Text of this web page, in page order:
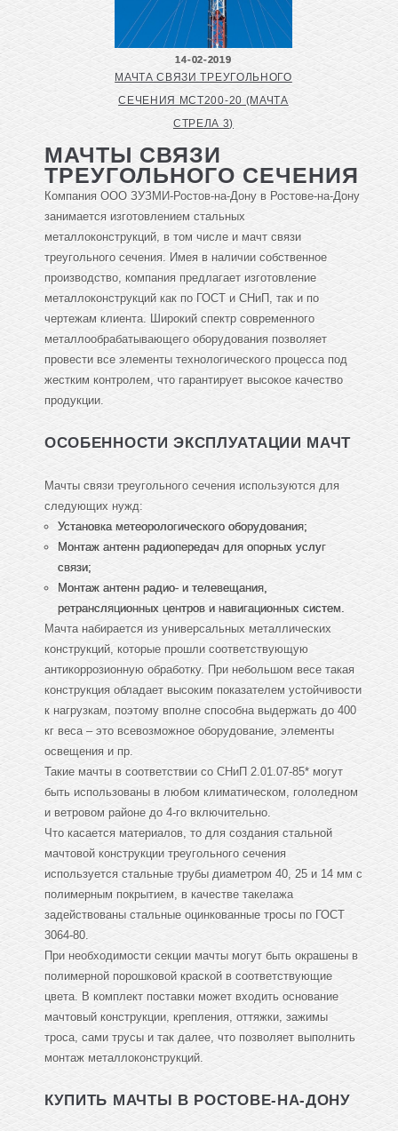
14-02-2019
МАЧТА СВЯЗИ ТРЕУГОЛЬНОГО
СЕЧЕНИЯ МСТ200-20 (МАЧТА
CТРЕЛА 3)
МАЧТЫ СВЯЗИ
ТРЕУГОЛЬНОГО СЕЧЕНИЯ
Компания ООО ЗУЗМИ-Ростов-на-Дону в Ростове-на-Дону
занимается изготовлением стальных
металлоконструкций, в том числе и мачт связи
треугольного сечения. Имея в наличии собственное
производство, компания предлагает изготовление
металлоконструкций как по ГОСТ и СНиП, так и по
чертежам клиента. Широкий спектр современного
металлообрабатывающего оборудования позволяет
провести все элементы технологического процесса под
жестким контролем, что гарантирует высокое качество
продукции.
ОСОБЕННОСТИ ЭКСПЛУАТАЦИИ МАЧТ
Мачты связи треугольного сечения используются для
следующих нужд:
Установка метеорологического оборудования;
Монтаж антенн радиопередач для опорных услуг
связи;
Монтаж антенн радио- и телевещания,
ретрансляционных центров и навигационных систем.
Мачта набирается из универсальных металлических
конструкций, которые прошли соответствующую
антикоррозионную обработку. При небольшом весе такая
конструкция обладает высоким показателем устойчивости
к нагрузкам, поэтому вполне способна выдержать до 400
кг веса – это всевозможное оборудование, элементы
освещения и пр.
Такие мачты в соответствии со СНиП 2.01.07-85* могут
быть использованы в любом климатическом, гололедном
и ветровом районе до 4-го включительно.
Что касается материалов, то для создания стальной
мачтовой конструкции треугольного сечения
используется стальные трубы диаметром 40, 25 и 14 мм с
полимерным покрытием, в качестве такелажа
задействованы стальные оцинкованные тросы по ГОСТ
3064-80.
При необходимости секции мачты могут быть окрашены в
полимерной порошковой краской в соответствующие
цвета. В комплект поставки может входить основание
мачтовый конструкции, крепления, оттяжки, зажимы
троса, сами трусы и так далее, что позволяет выполнить
монтаж металлоконструкций.
КУПИТЬ МАЧТЫ В РОСТОВЕ-НА-ДОНУ